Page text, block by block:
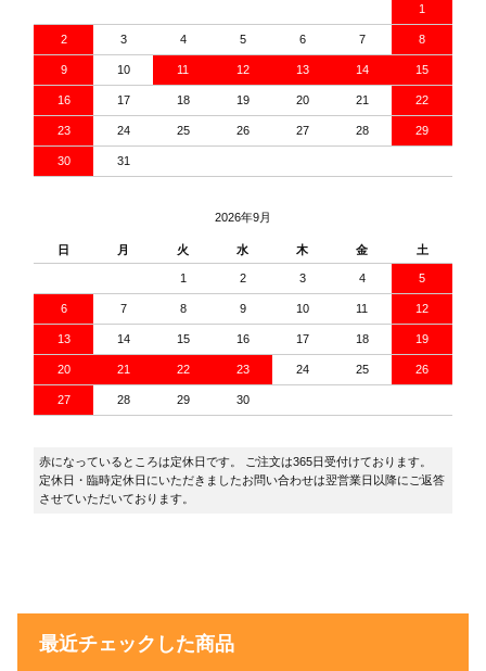
1
2 3 4 5 6 7 8
9 10 11 12 13 14 15
16 17 18 19 20 21 22
23 24 25 26 27 28 29
30 31
2026年9月
日 月 火 水 木 金 土
1 2 3 4 5
6 7 8 9 10 11 12
13 14 15 16 17 18 19
20 21 22 23 24 25 26
27 28 29 30
赤になっているところは定休日です。 ご注文は365日受付けております。
定休日・臨時定休日にいただきましたお問い合わせは翌営業日以降にご返答
させていただいております。
最近チェックした商品